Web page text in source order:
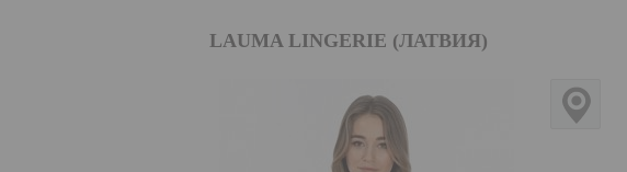
LAUMA LINGERIE (ЛАТВИЯ)